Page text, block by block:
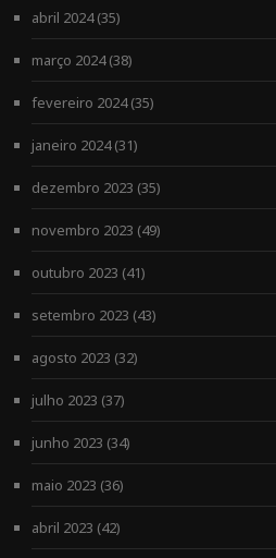
abril 2024(35)
março 2024(38)
fevereiro 2024(35)
janeiro 2024(31)
dezembro 2023 (35)
novembro 2023 (49)
outubro 2023 (41)
setembro 2023 (43)
agosto 2023 (32)
julho 2023 (37)
junho 2023 (34)
maio 2023 (36)
abril 2023 (42)